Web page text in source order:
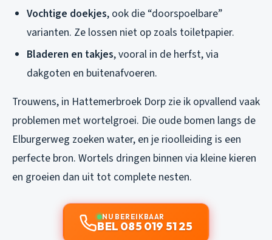
Vochtige doekjes, ook die “doorspoelbare”
varianten. Ze lossen niet op zoals toiletpapier.
Bladeren en takjes, vooral in de herfst, via
dakgoten en buitenafvoeren.
Trouwens, in Hattemerbroek Dorp zie ik opvallend vaak
problemen met wortelgroei. Die oude bomen langs de
Elburgerweg zoeken water, en je rioolleiding is een
perfecte bron. Wortels dringen binnen via kleine kieren
en groeien dan uit tot complete nesten.
NU BEREIKBAAR
BEL 085 019 51 25